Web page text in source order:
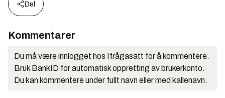
Del
Kommentarer
Du må være innlogget hos Ifrågasätt for å kommentere.
Bruk BankID for automatisk oppretting av brukerkonto.
Du kan kommentere under fullt navn eller med kallenavn.